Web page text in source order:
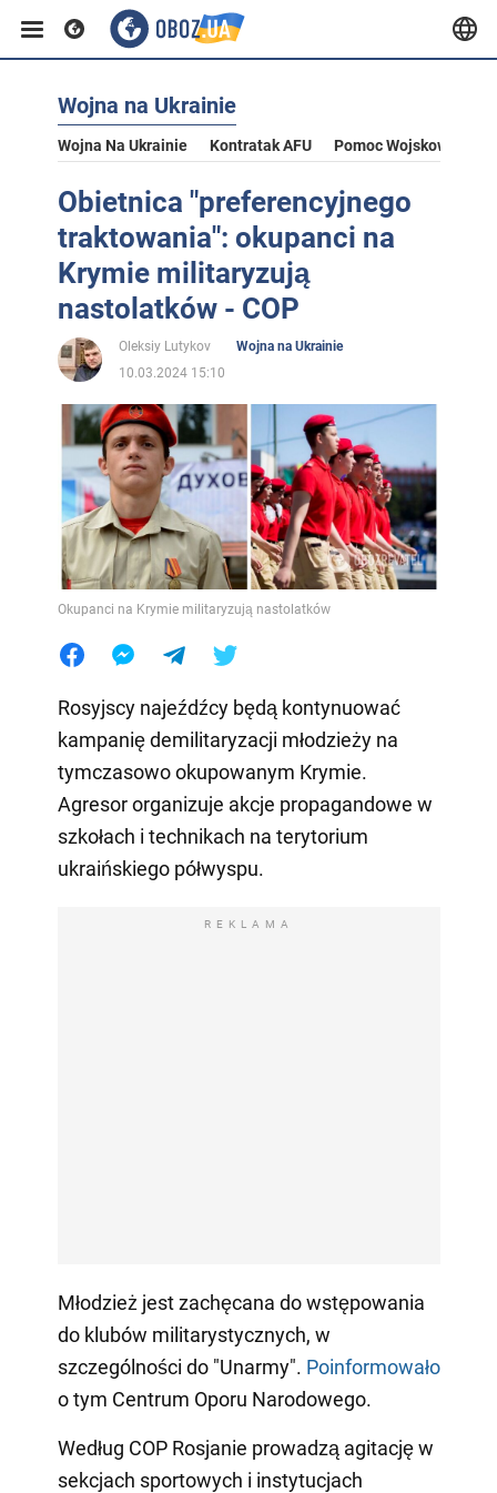
Wojna na Ukrainie
Wojna Na Ukrainie Kontratak AFU Pomoc Wojskowa Dla
Obietnica "preferencyjnego
traktowania": okupanci na
Krymie militaryzują
nastolatków - COP
Oleksiy Lutykov
Wojna na Ukrainie
10.03.2024 15:10
Okupanci na Krymie militaryzują nastolatków
Rosyjscy najeźdźcy będą kontynuować
kampanię demilitaryzacji młodzieży na
tymczasowo okupowanym Krymie.
Agresor organizuje akcje propagandowe w
szkołach i technikach na terytorium
ukraińskiego półwyspu.
REKLAMA
Młodzież jest zachęcana do wstępowania
do klubów militarystycznych, w
szczególności do "Unarmy". Poinformowało
o tym Centrum Oporu Narodowego.
Według COP Rosjanie prowadzą agitację w
sekcjach sportowych i instytucjach